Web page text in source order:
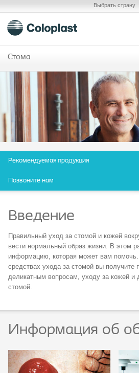
Выбрать страну
Стома
Рекомендуемая продукция
Позвоните нам
Введение
Правильный уход за стомой и кожей
вести нормальный образ жизни. В этом
информацию, которая может вам
средствах ухода за стомой вы получите
деликатным вопросам, уходу за кожей и
стомой.
Информация об